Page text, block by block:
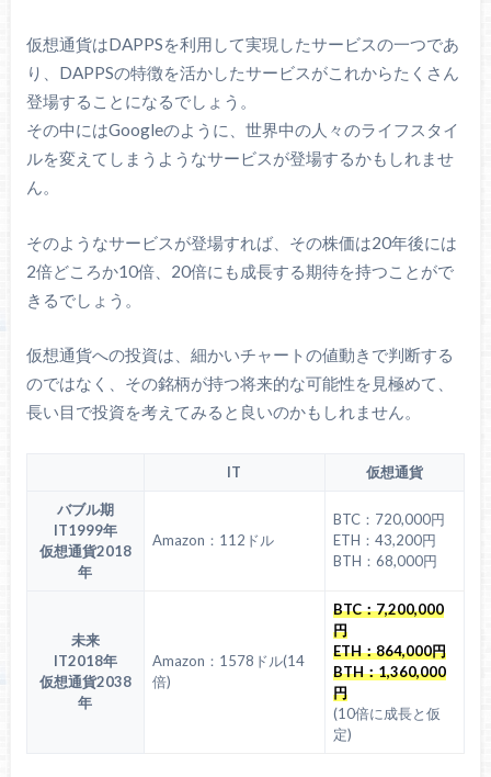
仮想通貨はDAPPSを利用して実現したサービスの一つであ
り、DAPPSの特徴を活かしたサービスがこれからたくさん
登場することになるでしょう。
その中にはGoogleのように、世界中の人々のライフスタイ
ルを変えてしまうようなサービスが登場するかもしれませ
ん。
そのようなサービスが登場すれば、その株価は20年後には
2倍どころか10倍、20倍にも成長する期待を持つことがで
きるでしょう。
仮想通貨への投資は、細かいチャートの値動きで判断する
のではなく、その銘柄が持つ将来的な可能性を見極めて、
長い目で投資を考えてみると良いのかもしれません。
IT 仮想通貨
バブル期
IT1999年
仮想通貨2018
年
Amazon：112ドル
BTC：720,000円
ETH：43,200円
BTH：68,000円
未来
IT2018年
仮想通貨2038
年
Amazon：1578ドル(14
倍)
BTC：7,200,000
円
ETH：864,000円
BTH：1,360,000
円
(10倍に成長と仮
定)